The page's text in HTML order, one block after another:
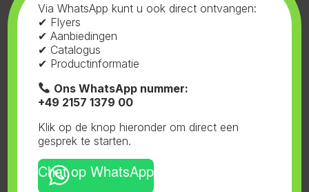
SKU:73.004
Doppen,Flessen 38mm
Gerelateerde producten
Via WhatsApp kunt u ook direct ontvangen:
✔ Flyers
✔ Aanbiedingen
✔ Catalogus
✔ Productinformatie
Ons WhatsApp nummer:
+49 2157 1379 00
Klik op de knop hieronder om direct een
gesprek te starten.
Chat op WhatsApp